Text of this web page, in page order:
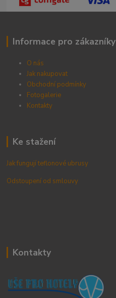
Informace pro zákazníky
O nás
Jak nakupovat
Obchodní podmínky
Fotogalerie
Kontakty
Ke stažení
Jak fungují teflonové ubrusy
Odstoupení od smlouvy
Kontakty